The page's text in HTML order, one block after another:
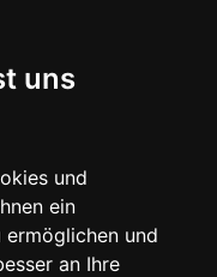
uns
und
ein
ermöglichen und
an Ihre